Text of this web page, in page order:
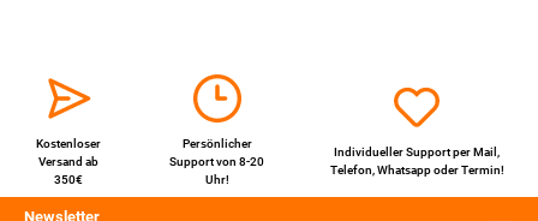
Kostenloser
Versand ab
350€
Persönlicher
Support von 8-20
Uhr!
Individueller Support perMail,
Telefon,WhatsappoderTermin!
Newsletter